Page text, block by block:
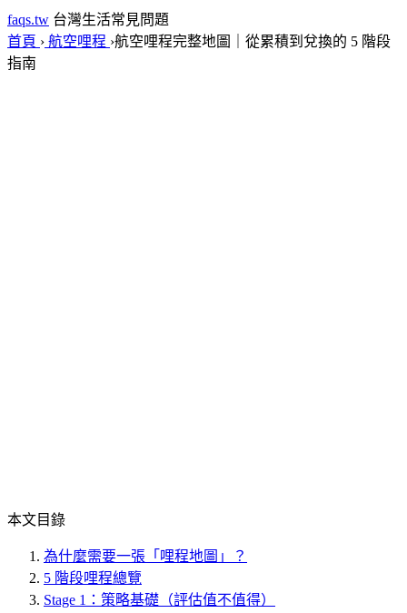
faqs.tw 台灣生活常見問題
首頁 › 航空哩程 ›航空哩程完整地圖｜從累積到兌換的 5 階段
指南
本文目錄
為什麼需要一張「哩程地圖」？
5 階段哩程總覽
Stage 1：策略基礎（評估值不值得）